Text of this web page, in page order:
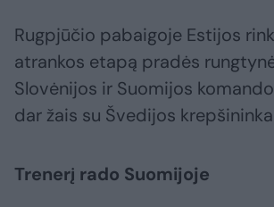
Rugpjūčio pabaigoje Estijos
atrankos etapą pradės
Slovėnijos ir Suomijos
dar žais su Švedijos
Trenerį rado Suomijoje